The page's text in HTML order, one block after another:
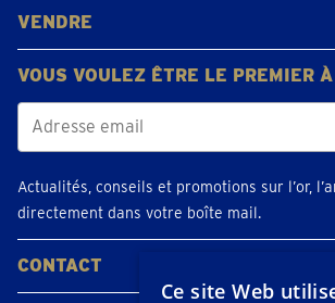
VENDRE
Bijoux en or
Pièces d'or
Lingots d'or
VOUS VOULEZ ÊTRE LE PREMIER
Actualités, conseils et promotions sur l’or,
directement dans votre boîte mail.
CONTACT
Contacter
Planifiez votre rendez-vous
Emplacements
Ce site Web